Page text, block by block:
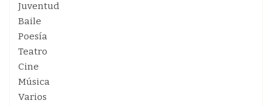
Juventud
Baile
Poesía
Teatro
Cine
Música
Varios